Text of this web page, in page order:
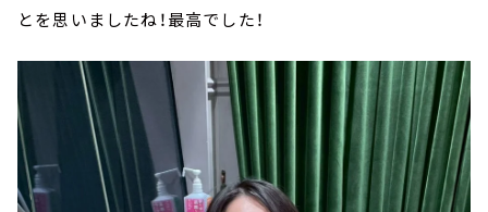
とを思いましたね！最高でした！